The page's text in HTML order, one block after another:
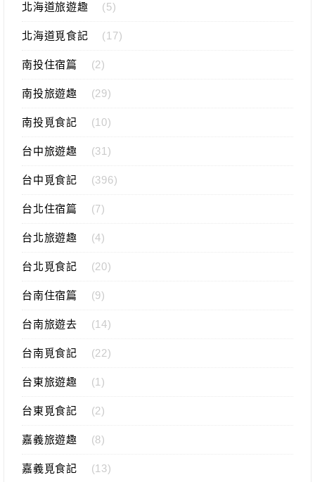
北海道旅遊趣 (5)
北海道覓食記 (17)
南投住宿篇 (2)
南投旅遊趣 (29)
南投覓食記 (10)
台中旅遊趣 (31)
台中覓食記 (396)
台北住宿篇 (7)
台北旅遊趣 (4)
台北覓食記 (20)
台南住宿篇 (9)
台南旅遊去 (14)
台南覓食記 (22)
台東旅遊趣 (1)
台東覓食記 (2)
嘉義旅遊趣 (8)
嘉義覓食記 (13)